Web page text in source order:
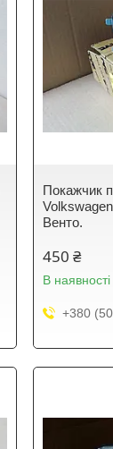
Покажчик
Венто.
450 ₴
В наявності
+380